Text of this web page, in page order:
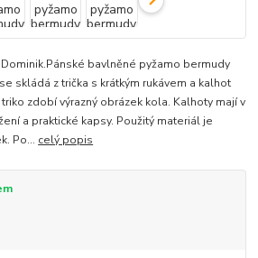
bavlněné pyžamo bermudy
skládá z trička s krátkým rukávem a kalhot
zdobí výrazný obrázek kola. Kalhoty mají v
a praktické kapsy. Použitý materiál je
Po... celý popis